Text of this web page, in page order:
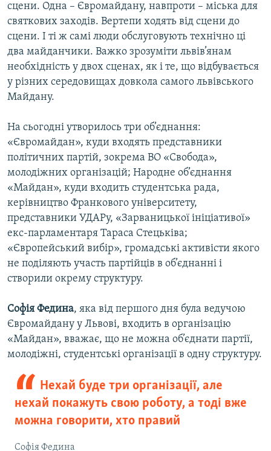
сцени. Одна – Євромайдану, навпроти – міська для
святкових заходів. Вертепи ходять від сцени до
сцени. І ті ж самі люди обслуговують технічно ці
два майданчики. Важко зрозуміти львів’янам
необхідність у двох сценах, як і те, що відбувається
у різних середовищах довкола самого львівського
Майдану.
На сьогодні утворилось три об’єднання:
«Євромайдан», куди входять представники
політичних партій, зокрема ВО «Свобода»,
молодіжних організацій; Народне об’єднання
«Майдан», куди входить студентська рада,
керівництво Франкового університету,
представники УДАРу, «Зарваницької ініціативої»
екс-парламентаря Тараса Стецьківа;
«Європейський вибір», громадські активісти якого
не поділяють участь партійців в об’єднанні і
створили окрему структуру.
Софія Федина, яка від першого дня була ведучою
Євромайдану у Львові, входить в організацію
«Майдан», вважає, що не можна об’єднати партії,
молодіжні, студентські організації в одну структуру.
Нехай буде три організації, але
нехай покажуть свою роботу, а тоді вже
можна говорити, хто правий
Софія Федина